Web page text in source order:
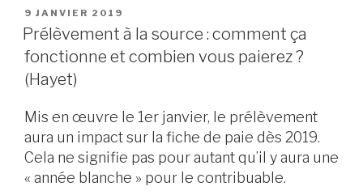
PUBLIÉ
LE
9 JANVIER 2019
Prélèvement à la source : comment ça
fonctionne et combien vous paierez ?
(Hayet)
Mis en œuvre le 1er janvier, le prélèvement
aura un impact sur la fiche de paie dès 2019.
Cela ne signifie pas pour autant qu’il y aura une
« année blanche » pour le contribuable.